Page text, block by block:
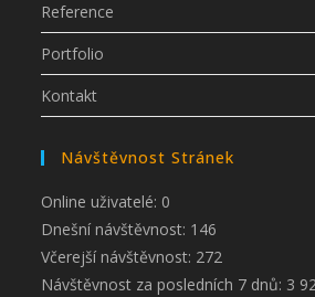
Reference
Portfolio
Kontakt
Návštěvnost Stránek
Online uživatelé: 0
Dnešní návštěvnost: 146
Včerejší návštěvnost: 272
Návštěvnost za posledních 7 dnů: 3